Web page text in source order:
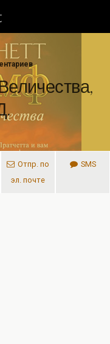
Отпр. по
эл. почте
SMS